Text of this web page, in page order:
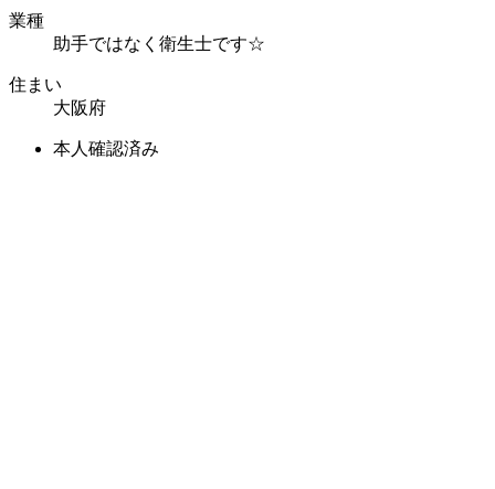
業種
助手ではなく衛生士です☆
住まい
大阪府
本人確認済み